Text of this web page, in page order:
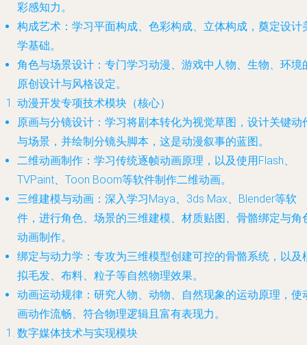
彩感知力。
构成艺术 ：学习平面构成、色彩构成、立体构成，奠定设计
学基础。
角色与场景设计 ：专门学习动漫、游戏中人物、生物、环境
原创设计与风格设定。
动漫开发专项技术模块（核心）
原画与分镜设计 ：学习将剧本转化为视觉草图，设计关键动
与场景，并绘制分镜头脚本，这是动漫叙事的蓝图。
二维动画制作 ：学习传统逐帧动画原理，以及使用Flash、
TVPaint、Toon Boom等软件制作二维动画。
三维建模与动画 ：深入学习Maya、3ds Max、Blender等软
件，进行角色、场景的三维建模、材质贴图、骨骼绑定与角
动画制作。
绑定与动力学 ：专攻为三维模型创建可控的骨骼系统，以及
拟毛发、布料、粒子等自然物理效果。
动画运动规律 ：研究人物、动物、自然现象的运动原理，使
画动作流畅、符合物理逻辑且富有表现力。
数字媒体技术与实现模块